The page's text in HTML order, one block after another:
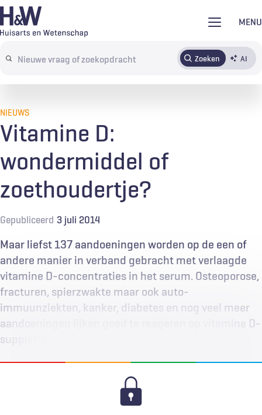
Overslaan
en
de
MENU
Search
terms
Zoeken AI
AbonnerenTijdschrift Inloggen
NIEUWS
Vitamine D:
wondermiddel of
zoethoudertje?
Gepubliceerd 3 juli 2014
Maar liefst 137 aandoeningen worden op de een of
andere manier in verband gebracht met verlaagde
vitamine D-concentraties in het serum. Osteoporose,
fracturen, spierzwakte maar ook auto-
immuunziekten, kanker, diabetes en nog veel meer
aandoeningen lijken goed te reageren op vitamine D-
suppletie…